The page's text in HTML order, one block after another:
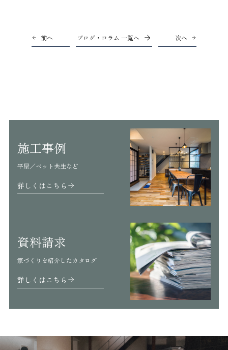
前へ ブログ・コラム 一覧へ 次へ
施工事例
平屋／ペット共生など
詳しくはこちら
資料請求
家づくりを紹介したカタログ
詳しくはこちら